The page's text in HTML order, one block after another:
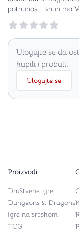
potpunosti ispunimo
Reviews
Ulogujte se da
kupili i probali.
Ulogujte se
Proizvodi
Društvene igre
Dungeons & Dragons
Igre na srpskom
TCG